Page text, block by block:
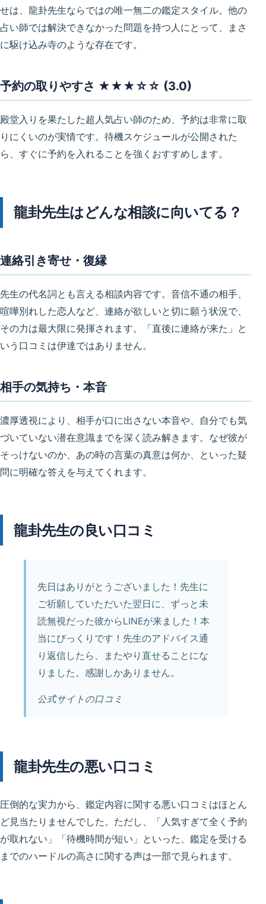
せは、龍卦先生ならではの唯一無二の鑑定スタイル。他の
占い師では解決できなかった問題を持つ人にとって、まさ
に駆け込み寺のような存在です。
予約の取りやすさ ★★★☆☆ (3.0)
殿堂入りを果たした超人気占い師のため、予約は非常に取
りにくいのが実情です。待機スケジュールが公開された
ら、すぐに予約を入れることを強くおすすめします。
龍卦先生はどんな相談に向いてる？
連絡引き寄せ・復縁
先生の代名詞とも言える相談内容です。音信不通の相手、
喧嘩別れした恋人など、連絡が欲しいと切に願う状況で、
その力は最大限に発揮されます。「直後に連絡が来た」と
いう口コミは伊達ではありません。
相手の気持ち・本音
濃厚透視により、相手が口に出さない本音や、自分でも気
づいていない潜在意識までを深く読み解きます。なぜ彼が
そっけないのか、あの時の言葉の真意は何か、といった疑
問に明確な答えを与えてくれます。
龍卦先生の良い口コミ
先日はありがとうございました！先生に
ご祈願していただいた翌日に、ずっと未
読無視だった彼からLINEが来ました！本
当にびっくりです！先生のアドバイス通
り返信したら、またやり直せることにな
りました。感謝しかありません。
公式サイトの口コミ
龍卦先生の悪い口コミ
圧倒的な実力から、鑑定内容に関する悪い口コミはほとん
ど見当たりませんでした。ただし、「人気すぎて全く予約
が取れない」「待機時間が短い」といった、鑑定を受ける
までのハードルの高さに関する声は一部で見られます。